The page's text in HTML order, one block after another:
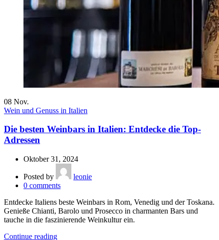
08 Nov.
Wein und Genuss in Italien
Die besten Weinbars in Italien: Entdecke die Top-
Adressen
Oktober 31, 2024
Posted by
leonie
0 comments
Entdecke Italiens beste Weinbars in Rom, Venedig und der Toskana.
Genieße Chianti, Barolo und Prosecco in charmanten Bars und
tauche in die faszinierende Weinkultur ein.
Continue reading